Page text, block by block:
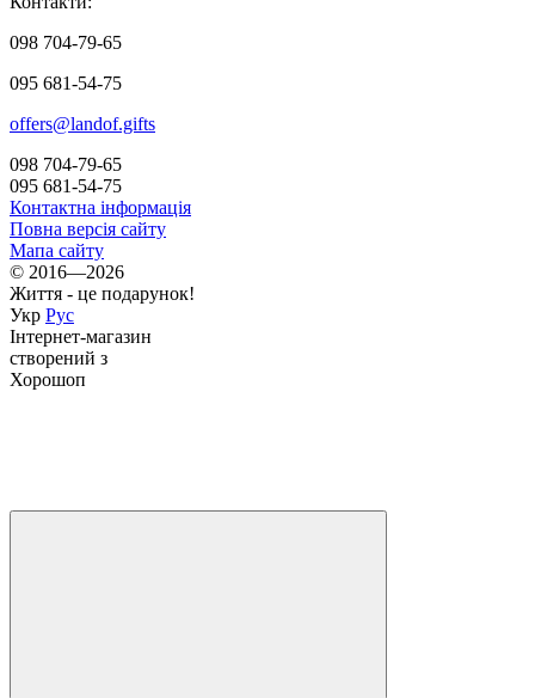
098 704-79-65
095 681-54-75
offers@landof.gifts
098 704-79-65
095 681-54-75
Контактна інформація
Повна версія сайту
Мапа сайту
© 2016—2026
Життя - це подарунок!
Укр Рус
Інтернет-магазин
створений з
Хорошоп